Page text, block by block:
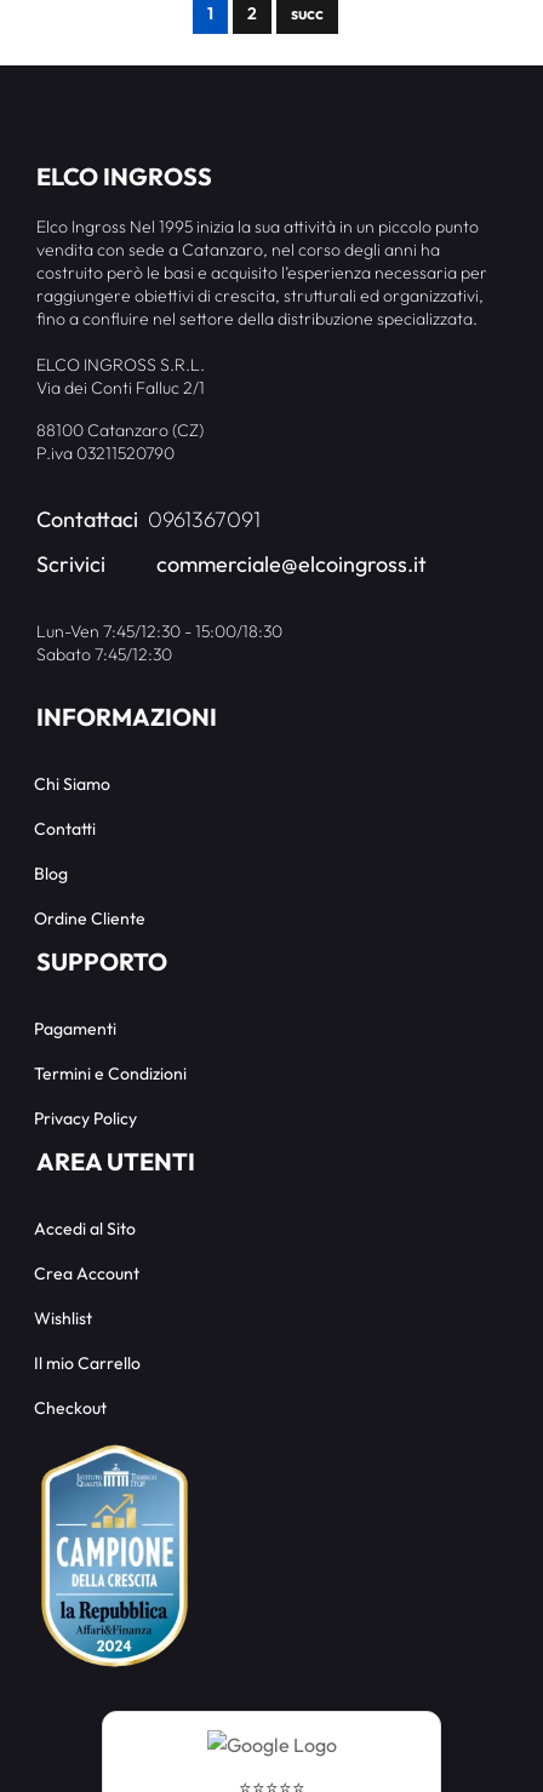
1 2 succ
ELCO INGROSS
Elco Ingross Nel 1995 inizia la sua attività in un piccolo punto
vendita con sede a Catanzaro, nel corso degli anni ha
costruito però le basi e acquisito l’esperienza necessaria per
raggiungere obiettivi di crescita, strutturali ed organizzativi,
fino a confluire nel settore della distribuzione specializzata.
ELCO INGROSS S.R.L.
Via dei Conti Falluc 2/1
88100 Catanzaro (CZ)
P.iva 03211520790
Contattaci 0961367091
Scrivici
commerciale@elcoingross.it
Lun-Ven 7:45/12:30 - 15:00/18:30
Sabato 7:45/12:30
INFORMAZIONI
Chi Siamo
Contatti
Blog
Ordine Cliente
SUPPORTO
Pagamenti
Termini e Condizioni
Privacy Policy
AREA UTENTI
Accedi al Sito
Crea Account
Wishlist
Il mio Carrello
Checkout